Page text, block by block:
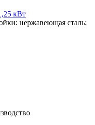
кВт
нержавеющая сталь;